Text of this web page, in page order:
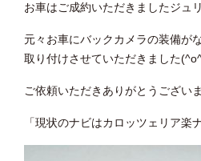
お車はご成約いただきましたジュ
元々お車にバックカメラの装備が
取り付けさせていただきました
ご依頼いただきありがとうござい
「現状のナビはカロッツェリア楽